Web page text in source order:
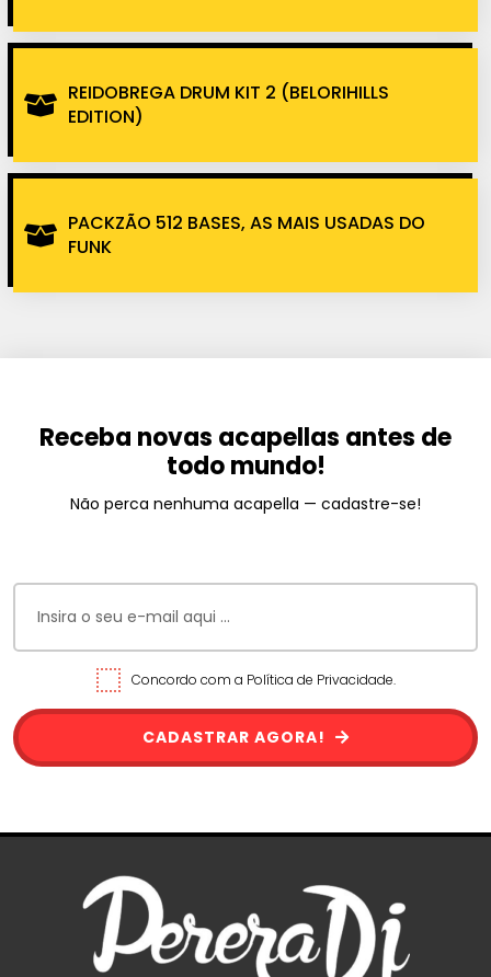
REIDOBREGA DRUM KIT 2 (BELORIHILLS
EDITION)
PACKZÃO 512 BASES, AS MAIS USADAS DO
FUNK
Receba novas acapellas antes de
todo mundo!
Não perca nenhuma acapella — cadastre-se!
Concordo com a Política de Privacidade.
CADASTRAR AGORA!